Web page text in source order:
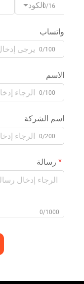
الكود0/16
واتساب
0/100
الاسم
0/100
اسم الشركة
0/200
رسالة
0/1000